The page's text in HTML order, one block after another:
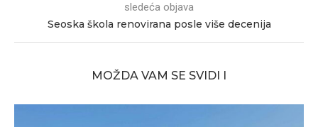
sledeća objava
Seoska škola renovirana posle više decenija
MOŽDA VAM SE SVIDI I